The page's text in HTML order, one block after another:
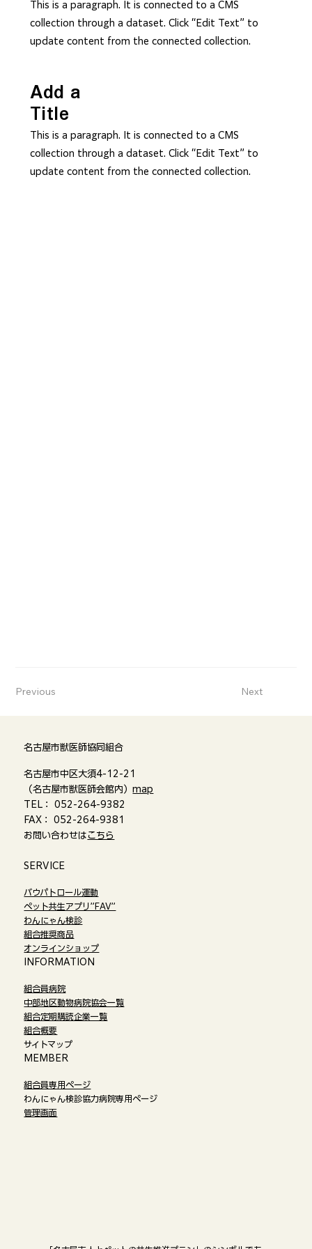
This is a paragraph. It is connected to a CMS
collection through a dataset. Click “Edit Text” to
update content from the connected collection.
Add a
Title
This is a paragraph. It is connected to a CMS
collection through a dataset. Click “Edit Text” to
update content from the connected collection.
Previous Next
名古屋市獣医師協同組合
名古屋市中区大須4-12-21
（名古屋市獣医師会館内）map
TEL： 052-264-9382
FAX： 052-264-9381
お問い合わせはこちら
​SERVICE
バウパトロール運動
ペット共生アプリ”FAV”
わんにゃん検診
組合推奨商品
オンラインショップ​
​INFORMATION
組合員病院
中部地区動物病院協会一覧
組合定期購読企業一覧
組合概要
サイトマップ
​MEMBER
組合員専用ページ
わんにゃん検診協力病院専用ページ
管理画面